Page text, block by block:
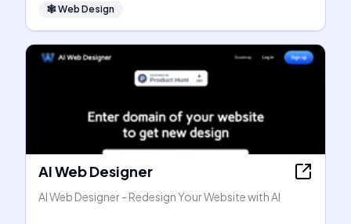
🕸Web Design
AI Web Designer
AI Web Designer - Redesign Your Website with AI